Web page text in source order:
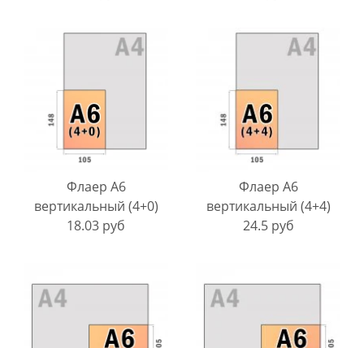
Флаер A6
вертикальный (4+0)
18.03 руб
Флаер A6
вертикальный (4+4)
24.5 руб